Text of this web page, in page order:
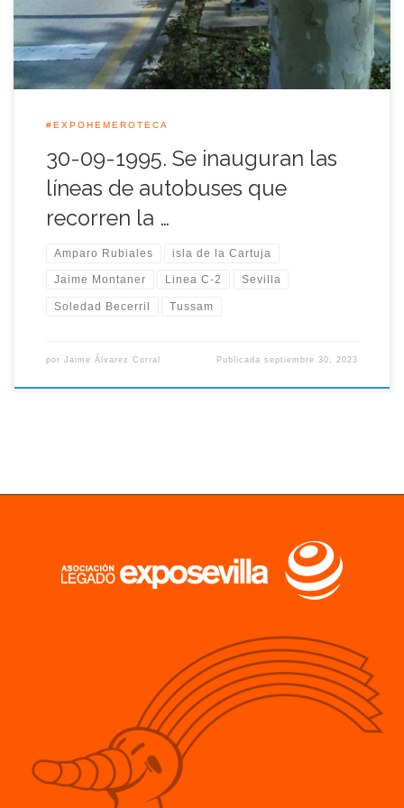
de Tussam […]
#EXPOHEMEROTECA
30-09-1995. Se inauguran las
líneas de autobuses que
recorren la …
Amparo Rubiales isla de la Cartuja
Jaime Montaner Linea C-2 Sevilla
Soledad Becerril Tussam
por Jaime Álvarez Corral Publicadaseptiembre 30, 2023